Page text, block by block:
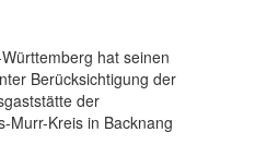
hat seinen
Berücksichtigung der
der
Murr-Kreis in Backnang